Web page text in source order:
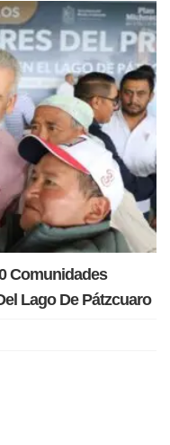
Comunidades
Lago De Pátzcuaro